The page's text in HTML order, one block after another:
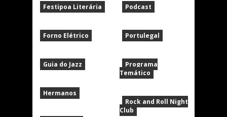
Festipoa Literária
Forno Elétrico
Guia do Jazz
Hermanos
Podcast
Portulegal
Programa
Temático
Rock and Roll Night
Club